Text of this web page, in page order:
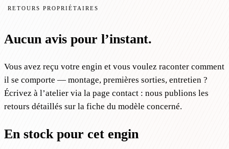
RETOURS PROPRIÉTAIRES
Aucun avis pour l’instant.
Vous avez reçu votre engin et vous voulez raconter comment
il se comporte — montage, premières sorties, entretien ?
Écrivez à l’atelier via la page contact : nous publions les
retours détaillés sur la fiche du modèle concerné.
En stock pour cet engin